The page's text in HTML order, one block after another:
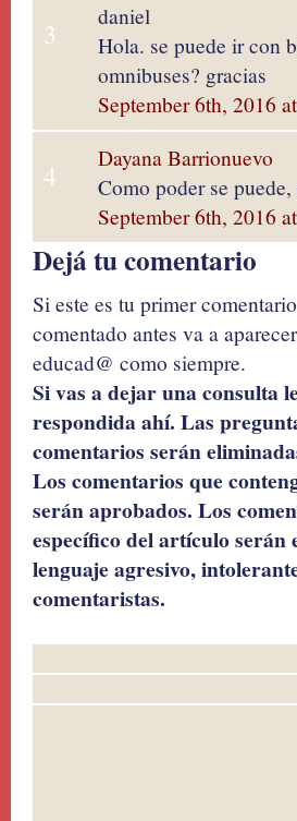
3
daniel
Hola. se puede ir con
omnibuses? gracias
September 6th, 2016
4
Dayana Barrionuevo
Como poder se
September 6th, 2016
Dejá tu comentario
Si este es tu primer
comentado antes va a
educad@ como siempre.
Si vas a dejar una consulta
respondida ahí. Las
comentarios serán
Los comentarios que
serán aprobados. Los
específico del artículo serán
lenguaje agresivo,
comentaristas.